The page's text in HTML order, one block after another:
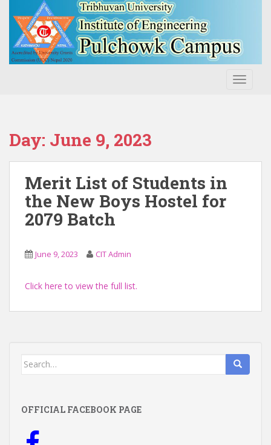
Day: June 9, 2023
Merit List of Students in
the New Boys Hostel for
2079 Batch
June 9, 2023 CIT Admin
Click here to view the full list.
Search
OFFICIAL FACEBOOK PAGE